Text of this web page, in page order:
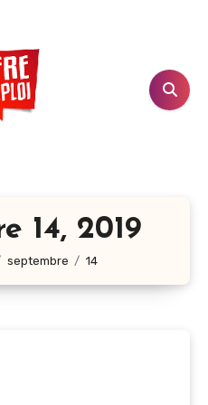
14, 2019
septembre 14